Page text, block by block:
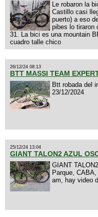
Le robaron la
Castillo casi
puerto) a eso
pibes lo tiraron
31. La bici es una mountain
cuadro talle chico
26/12/24 08:13
BTT MASSI TEAM
Btt robada del
23/12/2024
25/12/24 13:04
GIANT TALON2 AZUL
GIANT
Parque,
am, hay video